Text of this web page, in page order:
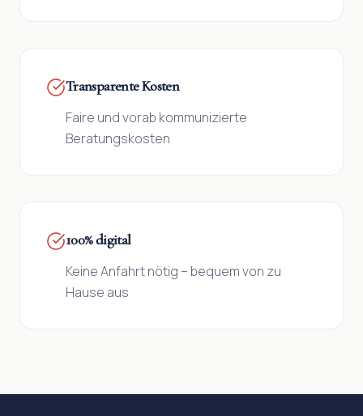
Transparente Kosten
Faire und vorab kommunizierte
Beratungskosten
100% digital
Keine Anfahrt nötig – bequem von zu
Hause aus